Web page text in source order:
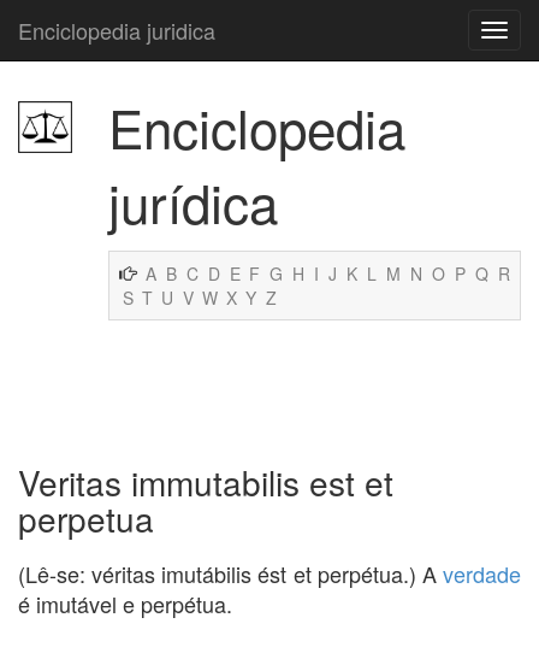
Enciclopedia juridica
Enciclopedia
jurídica
A B C D E F G H I J K L M N O P Q R
S T U V W X Y Z
Veritas immutabilis est et
perpetua
(Lê-se: véritas imutábilis ést et perpétua.) Averdade
é imutável e perpétua.